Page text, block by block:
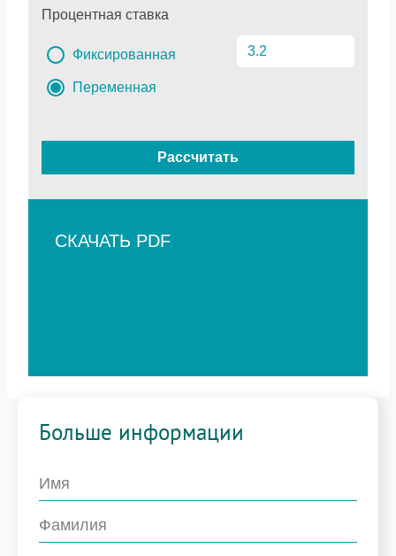
Процентная ставка
Фиксированная
Переменная
Рассчитать
СКАЧАТЬ PDF
Больше информации